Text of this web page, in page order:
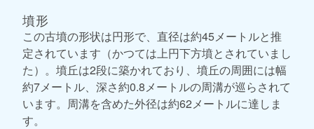
墳形
この古墳の形状は円形で、直径は約45メートルと推
定されています（かつては上円下方墳とされていまし
た）。墳丘は2段に築かれており、墳丘の周囲には幅
約7メートル、深さ約0.8メートルの周溝が巡らされて
います。周溝を含めた外径は約62メートルに達しま
す。